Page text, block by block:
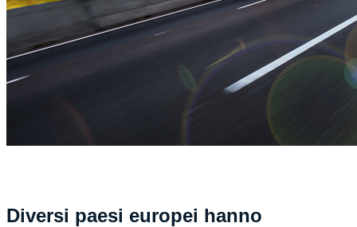
Diversi paesi europei hanno